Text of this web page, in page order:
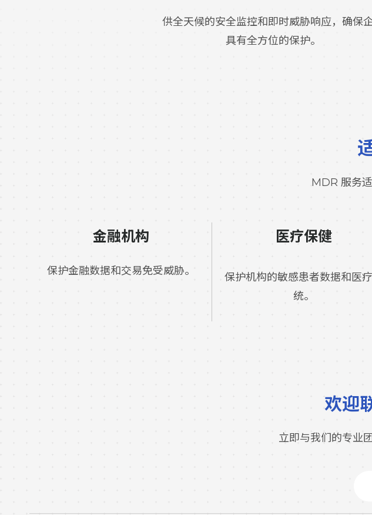
供全天候的安全监控和即时威胁响应，确保
具有全方位的保护。
MDR 服务
金融机构
保护金融数据和交易免受威胁。
医疗保健
保护机构的敏感患者数据和医
统。
欢迎
立即与我们的专业